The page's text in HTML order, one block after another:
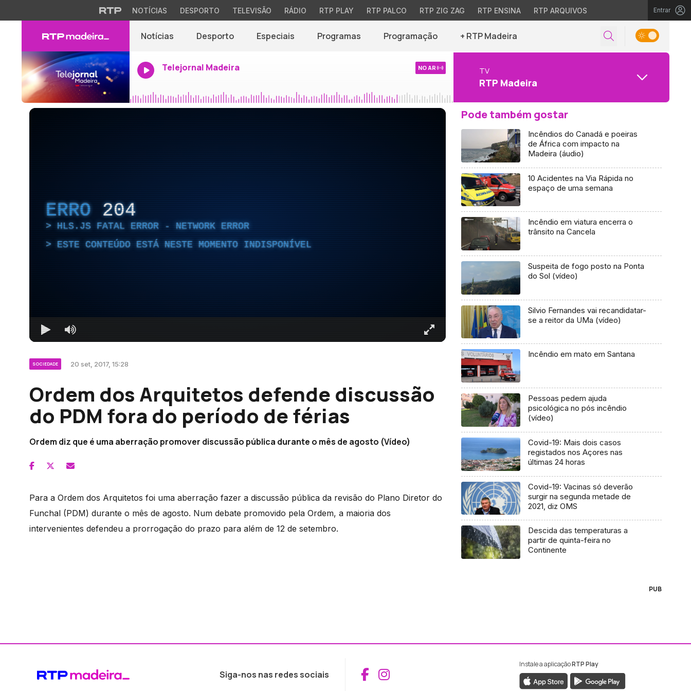
NOTÍCIAS DESPORTO TELEVISÃO RÁDIO RTP PLAY RTP PALCO RTP ZIG ZAG RTP ENSINA RTP ARQUIVOS Entrar
Notícias Desporto Especiais Programas Programação + RTP Madeira
Telejornal Madeira NO AR TV
RTP Madeira
ERRO 204
HLS.JS FATAL ERROR - NETWORK ERROR
ESTE CONTEÚDO ESTÁ NESTE MOMENTO INDISPONÍVEL
SOCIEDADE 20 set, 2017, 15:28
Ordem dos Arquitetos defende discussão
do PDM fora do período de férias
Ordem diz que é uma aberração promover discussão pública durante o mês de agosto (Vídeo)
Para a Ordem dos Arquitetos foi uma aberração fazer a discussão pública da revisão do Plano Diretor do
Funchal (PDM) durante o mês de agosto. Num debate promovido pela Ordem, a maioria dos
intervenientes defendeu a prorrogação do prazo para além de 12 de setembro.
Pode também gostar
Incêndios do Canadá e poeiras
de África com impacto na
Madeira (áudio)
10 Acidentes na Via Rápida no
espaço de uma semana
Incêndio em viatura encerra o
trânsito na Cancela
Suspeita de fogo posto na Ponta
do Sol (vídeo)
Silvio Fernandes vai recandidatar-
se a reitor da UMa (vídeo)
Incêndio em mato em Santana
Pessoas pedem ajuda
psicológica no pós incêndio
(vídeo)
Covid-19: Mais dois casos
registados nos Açores nas
últimas 24 horas
Covid-19: Vacinas só deverão
surgir na segunda metade de
2021, diz OMS
Descida das temperaturas a
partir de quinta-feira no
Continente
PUB
Siga-nos nas redes sociais Aceder ao Facebook da RTP Madeira
Aceder ao Instagram da RTP Madeira
Instale a aplicaçãoRTP Play